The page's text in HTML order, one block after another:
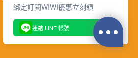
綁定訂閱WIWI優惠立刻領
連結 LINE 帳號